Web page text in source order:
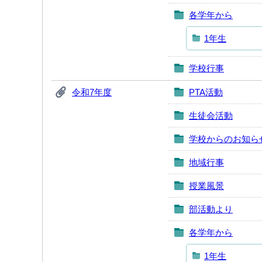
各学年から
1年生
学校行事
令和7年度 PTA活動
生徒会活動
学校からのお知ら
地域行事
授業風景
部活動より
各学年から
1年生